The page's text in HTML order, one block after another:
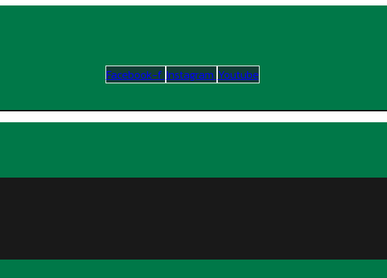
Facebook-f Instagram Youtube